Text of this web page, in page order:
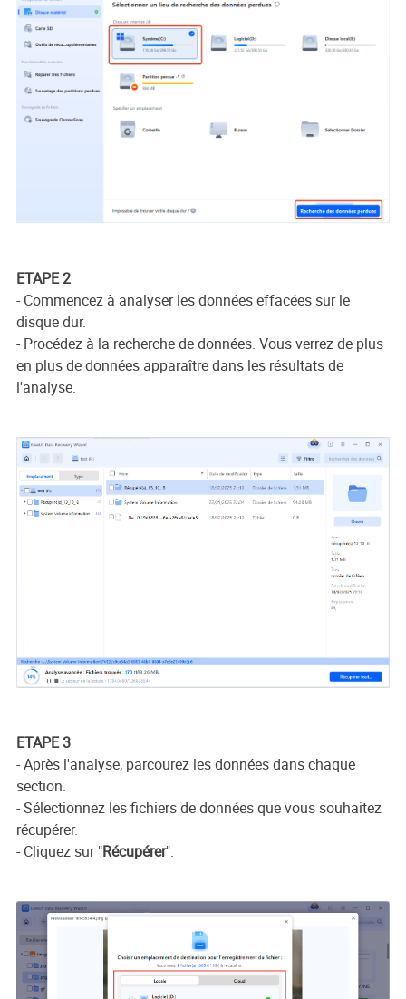
ETAPE 2
- Commencez à analyser les données effacées sur le
disque dur.
- Procédez à la recherche de données. Vous verrez de plus
en plus de données apparaître dans les résultats de
l'analyse.
ETAPE 3
- Après l'analyse, parcourez les données dans chaque
section.
- Sélectionnez les fichiers de données que vous souhaitez
récupérer.
- Cliquez sur "Récupérer".